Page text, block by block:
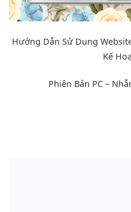
Hướng Dẫn Sử Dụng
Kế
Phiên Bản PC –